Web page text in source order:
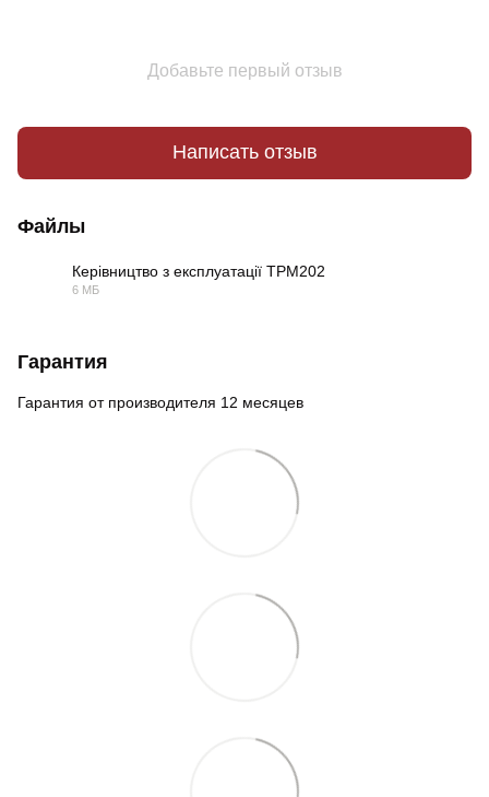
Добавьте первый отзыв
Написать отзыв
Файлы
Керівництво з експлуатації ТРМ202
6 МБ
Гарантия
Гарантия от производителя 12 месяцев